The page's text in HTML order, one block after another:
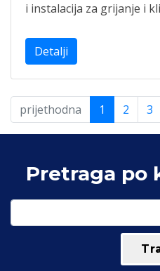
i instalacija za grijanje i
Detalji
prijethodna 1 2 3
Pretraga po